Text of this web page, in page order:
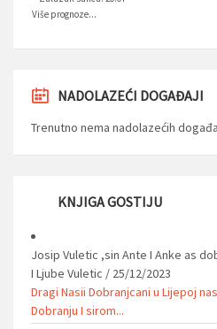
Više prognoze...
NADOLAZEĆI DOGAĐAJI
Trenutno nema nadolazećih
KNJIGA GOSTIJU
Josip Vuletic ,sin Ante I Anke as
I Ljube Vuletic / 25/12/2023
Dragi Nasii Dobranjcani u Lijepoj
Dobranju I sirom...